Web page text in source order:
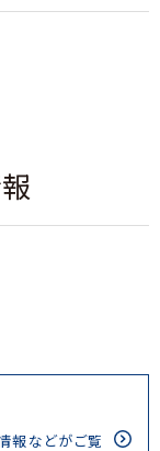
報などがご覧